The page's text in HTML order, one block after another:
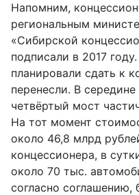
Напомним,
региональным
«Сибирской
подписали в 2017
планировали сдать к
перенесли. В
четвёртый мост
На тот момент
около 46,8 млрд
концессионера, в
около 70 тыс.
согласно соглашению,